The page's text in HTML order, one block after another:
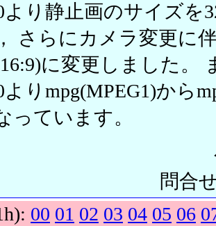
より静止画のサイズを
さらにカメラ変更に
に変更しました。
よりmpg(MPEG1)から
っています。
問合
00 01 02 03 04 05 06